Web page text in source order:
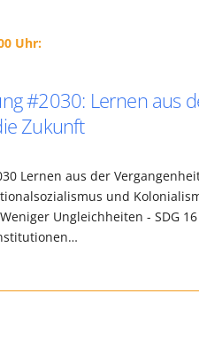
Uhr:
#2030: Lernen aus
Zukunft
Lernen aus der
und
Ungleichheiten - SDG